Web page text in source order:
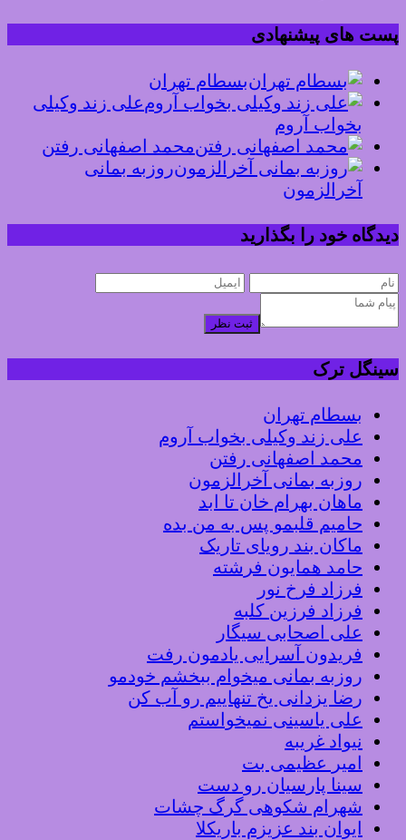
پست های پیشنهادی
بسطام تهران
علی زند وکیلی
بخواب آروم
محمد اصفهانی رفتن
روزبه بمانی
آخرالزمون
دیدگاه خود را بگذارید
ثبت نظر
سینگل ترک
بسطام تهران
علی زند وکیلی بخواب آروم
محمد اصفهانی رفتن
روزبه بمانی آخرالزمون
ماهان بهرام خان تا ابد
حامیم قلبمو پس به من بده
ماکان بند رویای تاریک
حامد همایون فرشته
فرزاد فرخ نور
فرزاد فرزین کلبه
علی اصحابی سیگار
فریدون آسرایی یادمون رفت
روزبه بمانی میخوام ببخشم خودمو
رضا یزدانی یخ تنهاییم رو آب کن
علی یاسینی نمیخواستم
نیواد غریبه
امیر عظیمی بت
سینا پارسیان رو دست
شهرام شکوهی گرگ چشات
ایوان بند عزیزم باریکلا